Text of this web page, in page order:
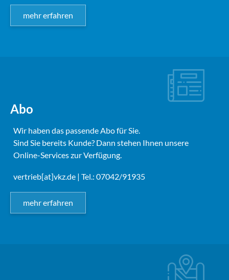
mehr erfahren
Abo
Wir haben das passende Abo für Sie.
Sind Sie bereits Kunde? Dann stehen Ihnen unsere
Online-Services zur Verfügung.
vertrieb[at]vkz.de | Tel.: 07042/91935
mehr erfahren